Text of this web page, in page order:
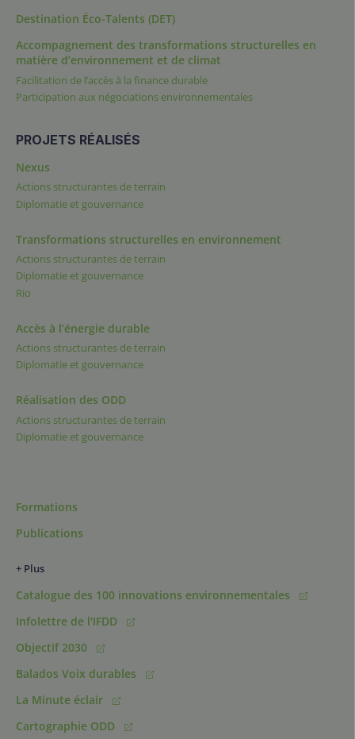
Destination Éco-Talents (DET)
Accompagnement des transformations structurelles en
matière d’environnement et de climat
Facilitation de l’accès à la finance durable
Participation aux négociations environnementales
PROJETS RÉALISÉS
Nexus
Actions structurantes de terrain
Diplomatie et gouvernance
Transformations structurelles en environnement
Actions structurantes de terrain
Diplomatie et gouvernance
Rio
Accès à l’énergie durable
Actions structurantes de terrain
Diplomatie et gouvernance
Réalisation des ODD
Actions structurantes de terrain
Diplomatie et gouvernance
Formations
Publications
+ Plus
Catalogue des 100 innovations environnementales
Infolettre de l'IFDD
Objectif 2030
Balados Voix durables
La Minute éclair
Cartographie ODD